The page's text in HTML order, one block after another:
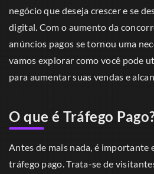
negócio que deseja crescer e se
digital. Com o aumento da
anúncios pagos se tornou uma
vamos explorar como você pode
para aumentar suas vendas e
O que é Tráfego
Antes de mais nada, é importante
tráfego pago. Trata-se de